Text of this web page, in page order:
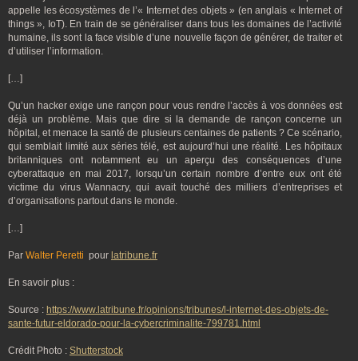
appelle les écosystèmes de l’« Internet des objets » (en anglais « Internet of
things », IoT). En train de se généraliser dans tous les domaines de l’activité
humaine, ils sont la face visible d’une nouvelle façon de générer, de traiter et
d’utiliser l’information.
[…]
Qu’un hacker exige une rançon pour vous rendre l’accès à vos données est
déjà un problème. Mais que dire si la demande de rançon concerne un
hôpital, et menace la santé de plusieurs centaines de patients ? Ce scénario,
qui semblait limité aux séries télé, est aujourd’hui une réalité. Les hôpitaux
britanniques ont notamment eu un aperçu des conséquences d’une
cyberattaque en mai 2017, lorsqu’un certain nombre d’entre eux ont été
victime du virus Wannacry, qui avait touché des milliers d’entreprises et
d’organisations partout dans le monde.
[…]
Par Walter Peretti pour latribune.fr
En savoir plus :
Source : https://www.latribune.fr/opinions/tribunes/l-internet-des-objets-de-
sante-futur-eldorado-pour-la-cybercriminalite-799781.html
Crédit Photo : Shutterstock